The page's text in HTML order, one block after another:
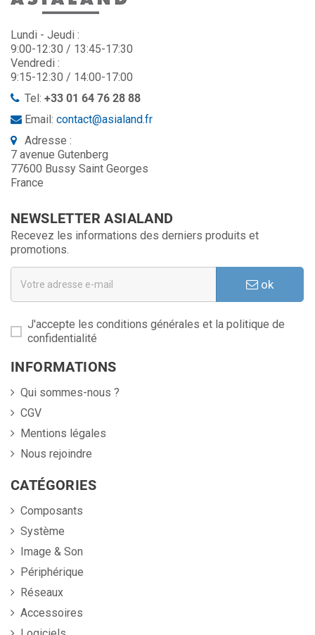
Lundi - Jeudi :
9:00-12:30 / 13:45-17:30
Vendredi :
9:15-12:30 / 14:00-17:00
Tel: +33 01 64 76 28 88
Email: contact@asialand.fr
Adresse :
7 avenue Gutenberg
77600 Bussy Saint Georges
France
NEWSLETTER ASIALAND
Recevez les informations des derniers produits et
promotions.
ok
J'accepte les conditions générales et la politique de
confidentialité
INFORMATIONS
Qui sommes-nous ?
CGV
Mentions légales
Nous rejoindre
CATÉGORIES
Composants
Système
Image & Son
Périphérique
Réseaux
Accessoires